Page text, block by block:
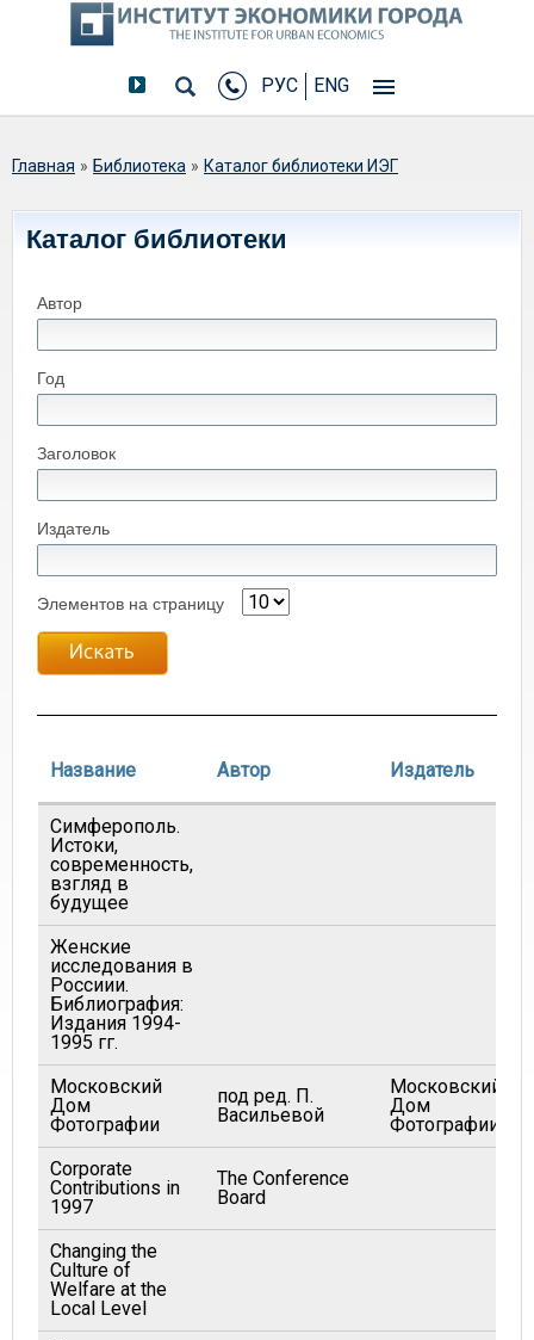
РУС ENG
Вы здесь
Главная » Библиотека » Каталог библиотеки ИЭГ
Каталог библиотеки
Автор
Год
Заголовок
Издатель
Элементов на страницу
Название Автор Издатель
Симферополь.
Истоки,
современность,
взгляд в
будущее
Женские
исследования в
Россиии.
Библиография:
Издания 1994-
1995 гг.
Московский
Дом
Фотографии
под ред. П.
Васильевой
Московский
Дом
Фотографии
Corporate
Contributions in
1997
The Conference
Board
Changing the
Culture of
Welfare at the
Local Level